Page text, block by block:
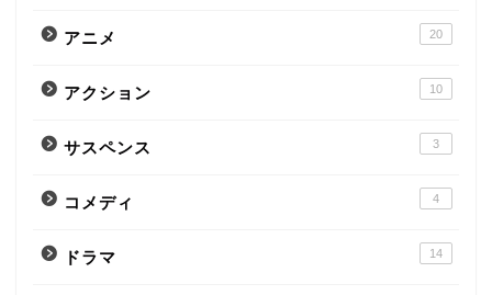
アニメ 20
アクション 10
サスペンス 3
コメディ 4
ドラマ 14